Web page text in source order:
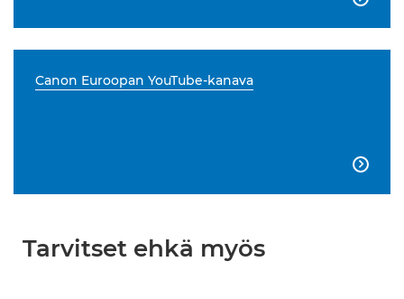
Canon Euroopan YouTube-kanava

Tarvitset ehkä myös